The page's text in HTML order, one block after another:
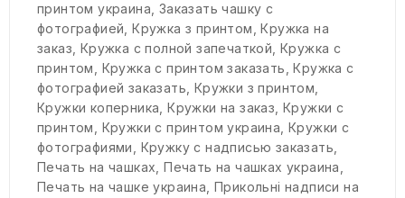
принтом украина, Заказать чашку с
фотографией,Кружка з принтом,Кружка на
заказ, Кружка с полной запечаткой,Кружка с
принтом, Кружка с принтом заказать,Кружка с
фотографией заказать, Кружки з принтом,
Кружки коперника,Кружки на заказ,Кружки с
принтом, Кружки с принтом украина,Кружки с
фотографиями, Кружку с надписью заказать,
Печать на чашках,Печать на чашках украина,
Печать на чашке украина,Прикольні надписи на